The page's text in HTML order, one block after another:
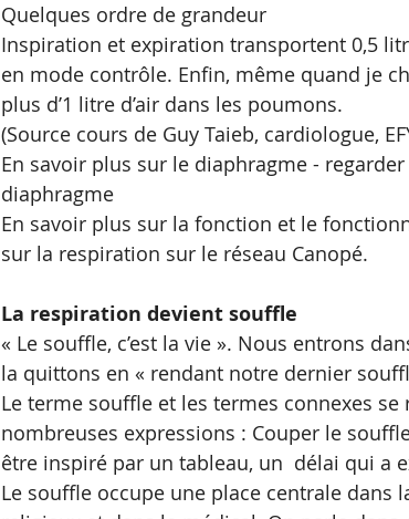
Quelques ordre de grandeur
Inspiration et expiration transportent 0,5
en mode contrôle. Enfin, même quand je
plus d’1 litre d’air dans les poumons.
(Source cours de Guy Taieb, cardiologue,
En savoir plus sur le diaphragme -
diaphragme
En savoir plus sur la fonction et le
sur la respiration sur le réseau Canopé.
La respiration devient souffle
« Le souffle, c’est la vie ». Nous entrons
la quittons en « rendant notre dernier
Le terme souffle et les termes connexes
nombreuses expressions : Couper le
être inspiré par un tableau, un  délai qui a
Le souffle occupe une place centrale